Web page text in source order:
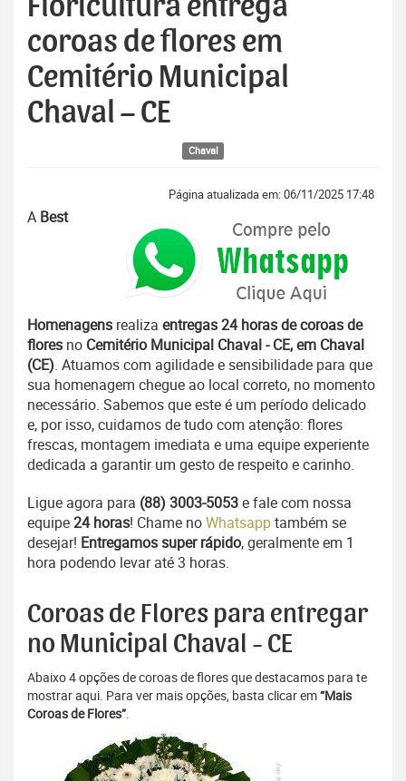
Floricultura entrega
coroas de flores em
Cemitério Municipal
Chaval – CE
Chaval
Página atualizada em: 06/11/2025 17:48
A Best
Homenagens realiza entregas 24 horas de coroas de
flores no Cemitério Municipal Chaval - CE, em Chaval
(CE). Atuamos com agilidade e sensibilidade para que
sua homenagem chegue ao local correto, no momento
necessário. Sabemos que este é um período delicado
e, por isso, cuidamos de tudo com atenção: flores
frescas, montagem imediata e uma equipe experiente
dedicada a garantir um gesto de respeito e carinho.
Ligue agora para (88) 3003-5053e fale com nossa
equipe24 horas! Chame noWhatsapptambém se
desejar! Entregamos super rápido, geralmente em 1
hora podendo levar até 3 horas.
Coroas de Flores para entregar
no Municipal Chaval - CE
Abaixo 4 opções de coroas de flores que destacamos para te
mostrar aqui. Para ver mais opções, basta clicar em“Mais
Coroas de Flores”.